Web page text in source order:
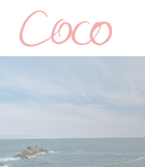
Personnalisation de vos